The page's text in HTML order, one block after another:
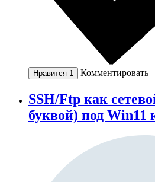
Нравится 1 Комментировать
SSH/Ftp как
буквой) под Win11